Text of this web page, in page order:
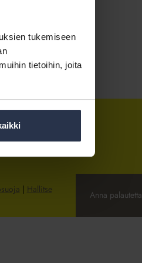
tukemiseen
tietoihin, joita
| Hallitse
Anna palautetta